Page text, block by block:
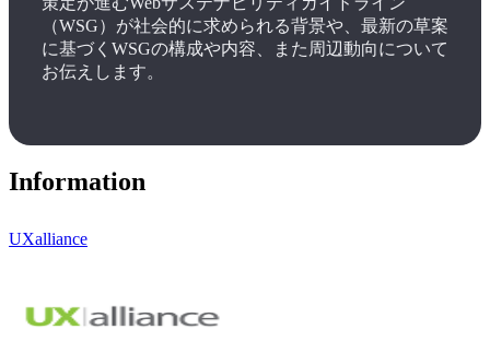
（WSG）が社会的に求められる背景や、最新の草案
に基づくWSGの構成や内容、また周辺動向について
お伝えします。
Information
UXalliance